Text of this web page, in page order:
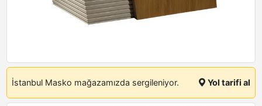
İstanbul Masko mağazamızda sergileniyor. Yol tarifi al